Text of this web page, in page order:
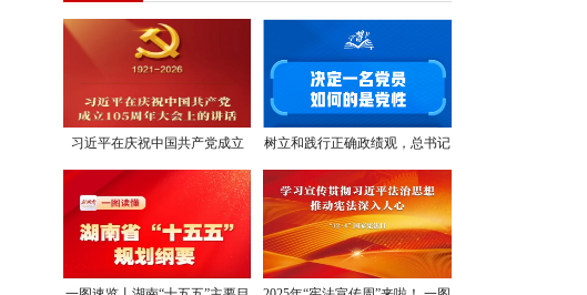
习近平在庆祝中国共产党成立
105周年大会上的讲话，学金
句，悟深意！
树立和践行正确政绩观，总书记
提出明确要求